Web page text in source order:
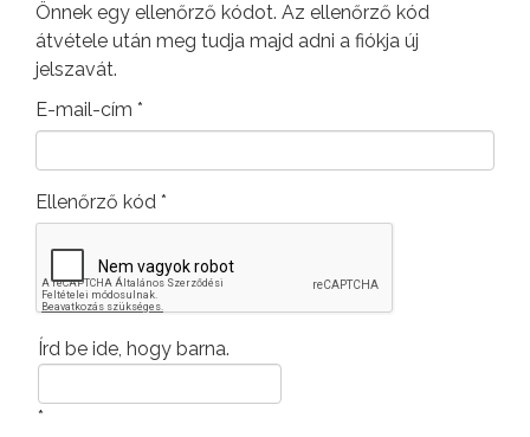
Önnek egy ellenőrző kódot. Az ellenőrző kód
átvétele után meg tudja majd adni a fiókja új
jelszavát.
E-mail-cím *
Ellenőrző kód *
Írd be ide, hogy barna.
*